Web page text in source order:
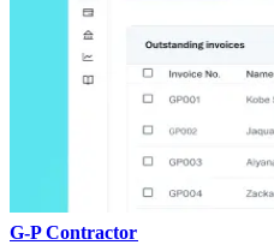
G-P Contractor​​